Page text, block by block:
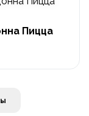
Пицца